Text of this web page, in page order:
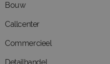
Bouw
Callcenter
Commercieel